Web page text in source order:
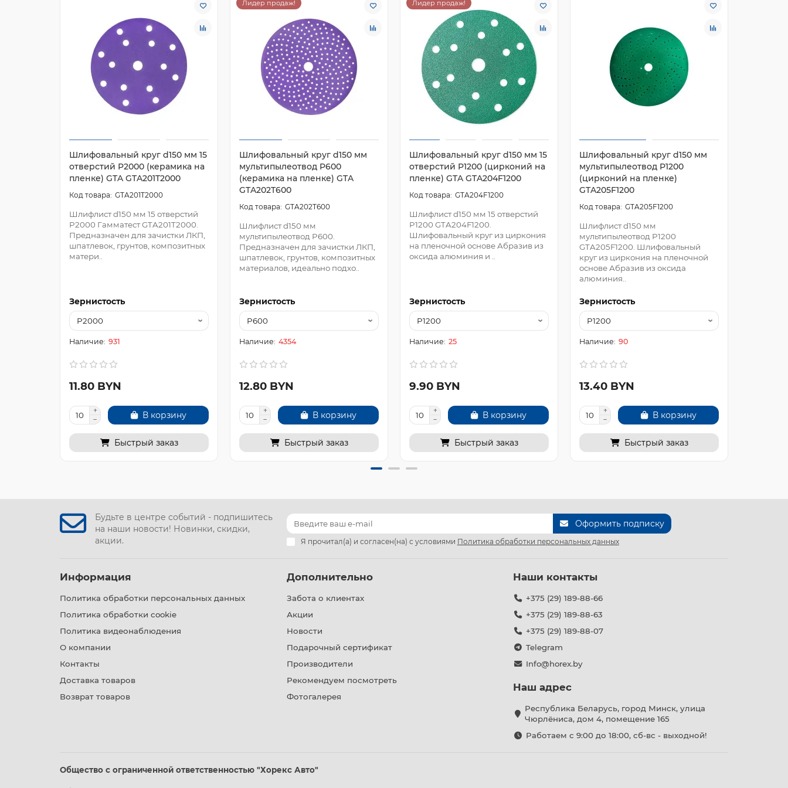
Шлифовальный круг d150 мм 15
отверстий P2000 (керамика на
пленке) GTA GTA201T2000
GTA201T2000
Шлифлист d150 мм 15 отверстий
P2000 Гамматест GTA201T2000.
Предназначен для зачистки ЛКП,
шпатлевок, грунтов, композитных
матери..
Зернистость
931
11.80 BYN
В корзину
Быстрый заказ
Лидер продаж!
Шлифовальный круг d150 мм
мультипылеотвод P600
(керамика на пленке) GTA
GTA202T600
GTA202T600
Шлифлист d150 мм
мультипылеотвод P600.
Предназначен для зачистки ЛКП,
шпатлевок, грунтов, композитных
материалов, идеально подхо..
Зернистость
4354
12.80 BYN
В корзину
Быстрый заказ
Лидер продаж!
Шлифовальный круг d150 мм 15
отверстий P1200 (цирконий на
пленке) GTA GTA204F1200
GTA204F1200
Шлифлист d150 мм 15 отверстий
P1200 GTA204F1200.
Шлифовальный круг из циркония
на пленочной основе Абразив из
оксида алюминия и ..
Зернистость
25
9.90 BYN
В корзину
Быстрый заказ
Шлифовальный круг d150 мм
мультипылеотвод P1200
(цирконий на пленке)
GTA205F1200
GTA205F1200
Шлифлист d150 мм
мультипылеотвод P1200
GTA205F1200. Шлифовальный
круг из циркония на пленочной
основе Абразив из оксида
алюминия..
Зернистость
90
13.40 BYN
В корзину
Быстрый заказ
Будьте в центре событий - подпишитесь
на наши новости! Новинки, скидки,
акции.
Оформить подписку
Я прочитал(а) и согласен(на) с условиями Политика обработки персональных данных
Информация
Политика обработки персональных данных
Политика обработки cookie
Политика видеонаблюдения
О компании
Контакты
Доставка товаров
Возврат товаров
Дополнительно
Забота о клиентах
Акции
Новости
Подарочный сертификат
Производители
Рекомендуем посмотреть
Фотогалерея
Наши контакты
+375 (29) 189-88-66
+375 (29) 189-88-63
+375 (29) 189-88-07
Telegram
Info@horex.by
Наш адрес
Республика Беларусь, город Минск, улица
Чюрлёниса, дом 4, помещение 165
Работаем с 9:00 до 18:00, сб-вс - выходной!
Общество с ограниченной ответственностью "Хорекс Авто"